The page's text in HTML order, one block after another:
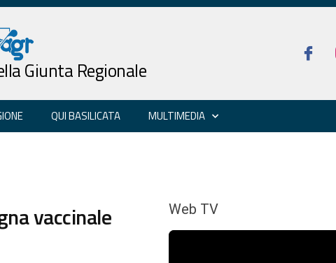
Giunta Regionale
QUI BASILICATA MULTIMEDIA
vaccinale
Web TV